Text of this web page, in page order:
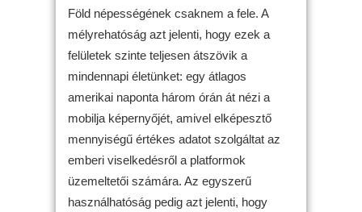
Föld népességének csaknem a fele. A
mélyrehatóság azt jelenti, hogy ezek a
felületek szinte teljesen átszövik a
mindennapi életünket: egy átlagos
amerikai naponta három órán át nézi a
mobilja képernyőjét, amivel elképesztő
mennyiségű értékes adatot szolgáltat az
emberi viselkedésről a platformok
üzemeltetői számára. Az egyszerű
használhatóság pedig azt jelenti, hogy